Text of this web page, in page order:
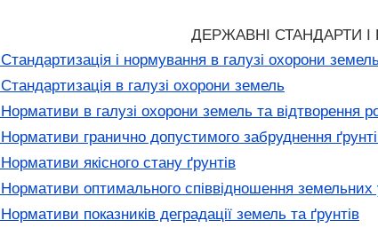
ДЕРЖАВНІ СТАНДАРТИ
Стандартизація і нормування в галузі охорони
Стандартизація в галузі охорони земель
Нормативи в галузі охорони земель та відтворення
Нормативи гранично допустимого забруднення
Нормативи якісного стану ґрунтів
Нормативи оптимального співвідношення земельних
Нормативи показників деградації земель та ґрунтів